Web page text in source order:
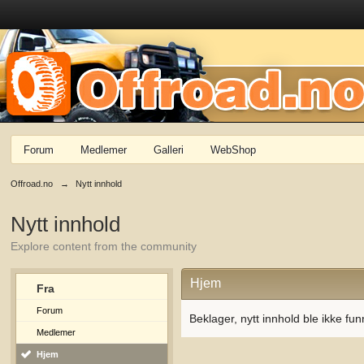
Forum Medlemer Galleri WebShop
Offroad.no → Nytt innhold
Nytt innhold
Explore content from the community
Fra
Forum
Medlemer
Hjem
Hjem
Beklager, nytt innhold ble ikke